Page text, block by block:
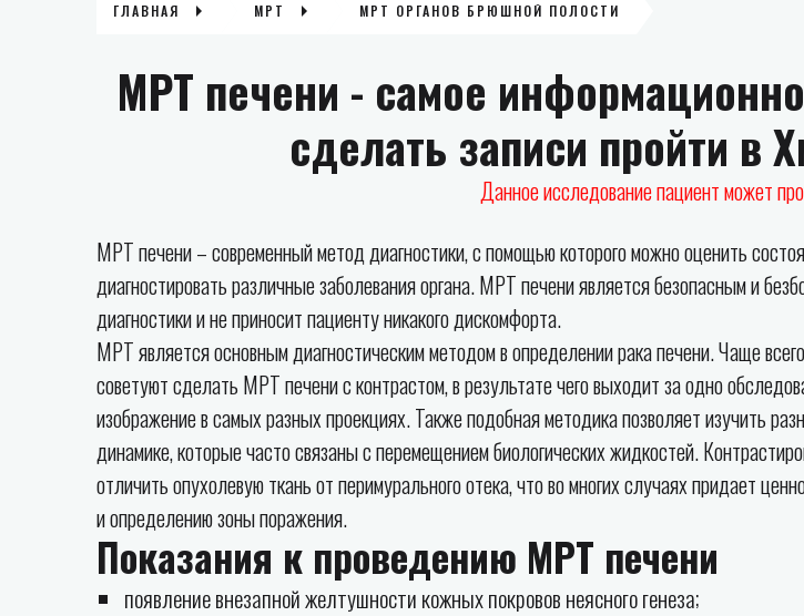
ГЛАВНАЯ МРТ МРТ ОРГАНОВ БРЮШНОЙ ПОЛОСТИ
МРТ печени - самое
сделать записи пройти в
Данное исследование пациент может
МРТ печени – современный метод диагностики, с помощью которого можно оценить
диагностировать различные заболевания органа. МРТ печени является безопасным и
диагностики и не приносит пациенту никакого дискомфорта.
МРТ является основным диагностическим методом в определении рака печени. Чаще
советуют сделать МРТ печени с контрастом, в результате чего выходит за одно
изображение в самых разных проекциях. Также подобная методика позволяет изучить
динамике, которые часто связаны с перемещением биологических жидкостей.
отличить опухолевую ткань от перимурального отека, что во многих случаях придает
и определению зоны поражения.
Показания к проведению МРТ печени
появление внезапной желтушности кожных покровов неясного генеза;